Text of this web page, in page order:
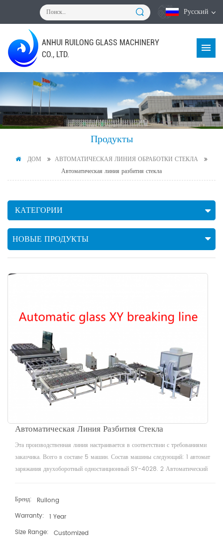
Русский
ANHUI RUILONG GLASS MACHINERY
CO., LTD.
Продукты
ДОМ
АВТОМАТИЧЕСКАЯ ЛИНИЯ ОБРАБОТКИ СТЕКЛА
Автоматическая линия разбития стекла
КАТЕГОРИИ
НОВЫЕ ПРОДУКТЫ
Автоматическая Линия Разбития Стекла
Эта производственная линия настраивается в соответствии с требованиями
заказчика. Всего в составе 5 машин. Состав машины следующий: 1 автомат
заряжания двухоборотный одностанционный SY-4028. 2 Автоматический
вертикальная ломающая машина. 5 стиральная машина SY-800-2;
Бренд:
Ruilong
Warranty: 1 Year
Size Range: Customized